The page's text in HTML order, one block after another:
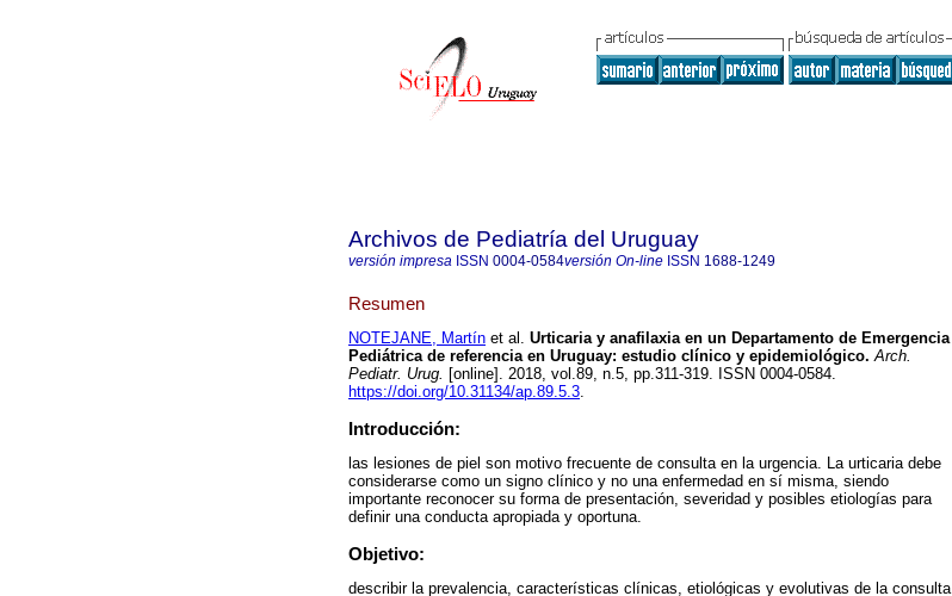
Archivos de Pediatría del Uruguay
versión impresa ISSN 0004-0584versión On-line ISSN 1688-1249
Resumen
NOTEJANE, Martín et al. Urticaria y anafilaxia en un Departamento de Emergencia
Pediátrica de referencia en Uruguay: estudio clínico y epidemiológico. Arch.
Pediatr. Urug. [online]. 2018, vol.89, n.5, pp.311-319. ISSN 0004-0584.
https://doi.org/10.31134/ap.89.5.3.
Introducción:
las lesiones de piel son motivo frecuente de consulta en la urgencia. La urticaria debe
considerarse como un signo clínico y no una enfermedad en sí misma, siendo
importante reconocer su forma de presentación, severidad y posibles etiologías para
definir una conducta apropiada y oportuna.
Objetivo:
describir la prevalencia, características clínicas, etiológicas y evolutivas de la consulta